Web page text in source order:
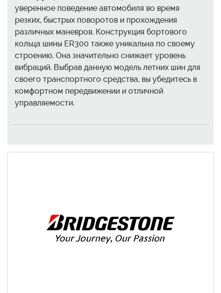
уверенное поведение автомобиля во время
резких, быстрых поворотов и прохождения
различных маневров. Конструкция бортового
кольца шины ER300 также уникальна по своему
строению. Она значительно снижает уровень
вибраций. Выбрав данную модель летних шин для
своего транспортного средства, вы убедитесь в
комфортном передвижении и отличной
управляемости.